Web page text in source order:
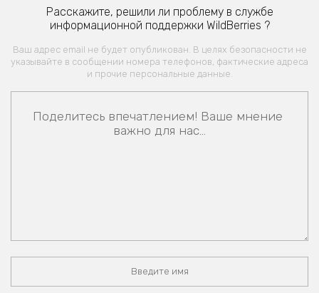
Расскажите, решили ли проблему в службе
информационной поддержки WildBerries ?
Ваш адрес email не будет опубликован. В целях безопасности не
указывайте в сообщении номера телефонов, фактические адреса
и прочие персональные данные.